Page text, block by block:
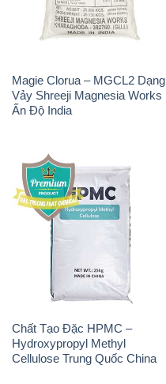
Magie Clorua – MGCL2 Dạng
Vảy Shreeji Magnesia Works
Ấn Độ India
Chất Tạo Đặc HPMC –
Hydroxypropyl Methyl
Cellulose Trung Quốc China